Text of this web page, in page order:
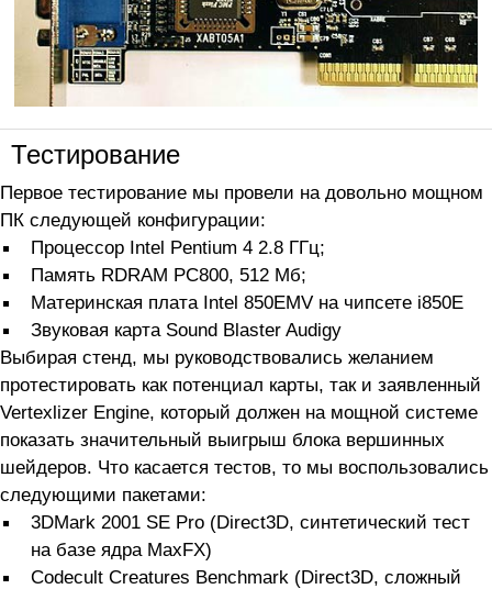
Тестирование
Первое тестирование мы провели на довольно мощном
ПК следующей конфигурации:
Процессор Intel Pentium 4 2.8 ГГц;
Память RDRAM PC800, 512 Мб;
Материнская плата Intel 850EMV на чипсете i850E
Звуковая карта Sound Blaster Audigy
Выбирая стенд, мы руководствовались желанием
протестировать как потенциал карты, так и заявленный
Vertexlizer Engine, который должен на мощной системе
показать значительный выигрыш блока вершинных
шейдеров. Что касается тестов, то мы воспользовались
следующими пакетами:
3DMark 2001 SE Pro (Direct3D, синтетический тест
на базе ядра MaxFX)
Codecult Creatures Benchmark (Direct3D, сложный